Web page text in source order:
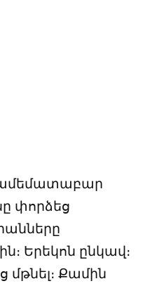
փորձեց
Երեկոն ընկավ։
Քամին